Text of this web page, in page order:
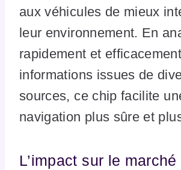
aux véhicules de mieux
leur environnement. En
rapidement et
informations issues de
sources, ce chip facilite
navigation plus sûre et
L’impact sur le marché